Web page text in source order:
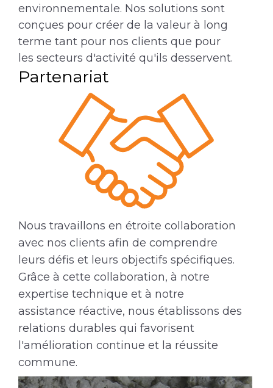
environnementale. Nos solutions sont
conçues pour créer de la valeur à long
terme tant pour nos clients que pour
les secteurs d'activité qu'ils desservent.
Partenariat
Nous travaillons en étroite collaboration
avec nos clients afin de comprendre
leurs défis et leurs objectifs spécifiques.
Grâce à cette collaboration, à notre
expertise technique et à notre
assistance réactive, nous établissons des
relations durables qui favorisent
l'amélioration continue et la réussite
commune.
En